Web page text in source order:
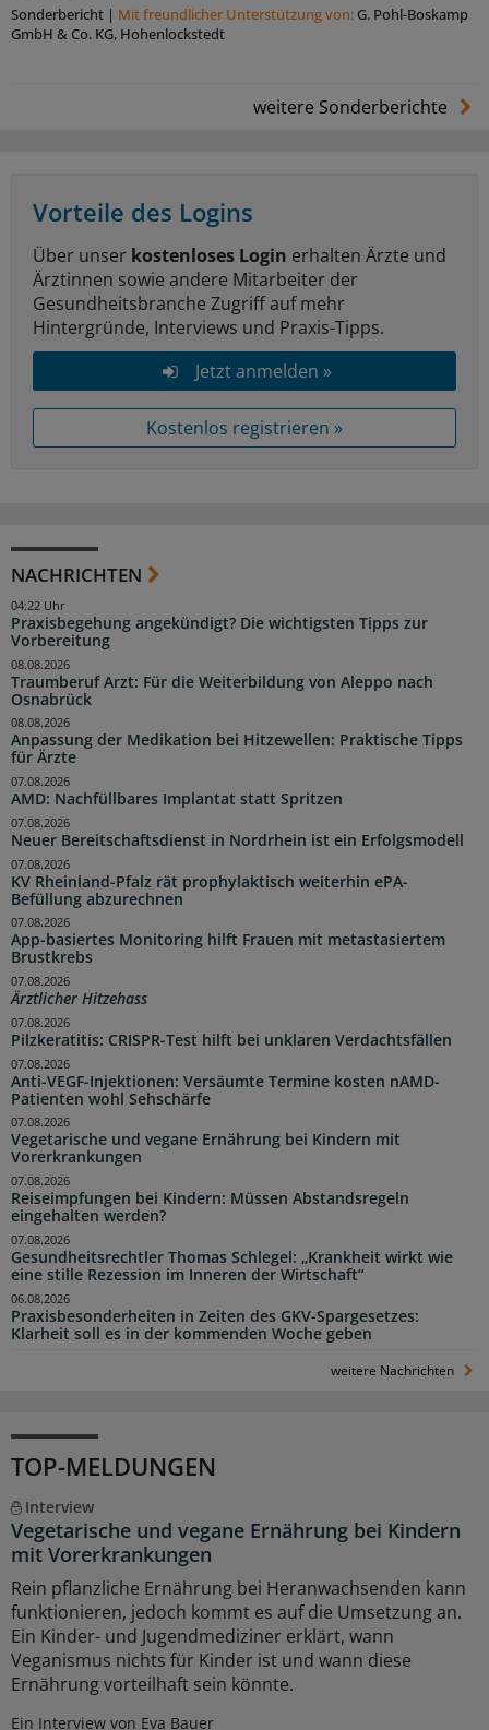
Sonderbericht | Mit freundlicher Unterstützung von: G. Pohl-Boskamp
GmbH & Co. KG, Hohenlockstedt
weitere Sonderberichte
Vorteile des Logins
Über unser kostenloses Login erhalten Ärzte und
Ärztinnen sowie andere Mitarbeiter der
Gesundheitsbranche Zugriff auf mehr
Hintergründe, Interviews und Praxis-Tipps.
Jetzt anmelden »
Kostenlos registrieren »
NACHRICHTEN
Praxisbegehung angekündigt? Die wichtigsten Tipps zur
Vorbereitung
04:22 Uhr
Traumberuf Arzt: Für die Weiterbildung von Aleppo nach
Osnabrück
08.08.2026
Anpassung der Medikation bei Hitzewellen: Praktische Tipps
für Ärzte
08.08.2026
AMD: Nachfüllbares Implantat statt Spritzen
07.08.2026
Neuer Bereitschaftsdienst in Nordrhein ist ein Erfolgsmodell
07.08.2026
KV Rheinland-Pfalz rät prophylaktisch weiterhin ePA-
Befüllung abzurechnen
07.08.2026
App-basiertes Monitoring hilft Frauen mit metastasiertem
Brustkrebs
07.08.2026
Ärztlicher Hitzehass
07.08.2026
Pilzkeratitis: CRISPR-Test hilft bei unklaren Verdachtsfällen
07.08.2026
Anti-VEGF-Injektionen: Versäumte Termine kosten nAMD-
Patienten wohl Sehschärfe
07.08.2026
Vegetarische und vegane Ernährung bei Kindern mit
Vorerkrankungen
07.08.2026
Reiseimpfungen bei Kindern: Müssen Abstandsregeln
eingehalten werden?
07.08.2026
Gesundheitsrechtler Thomas Schlegel: „Krankheit wirkt wie
eine stille Rezession im Inneren der Wirtschaft“
07.08.2026
Praxisbesonderheiten in Zeiten des GKV-Spargesetzes:
Klarheit soll es in der kommenden Woche geben
06.08.2026
weitere Nachrichten
TOP-MELDUNGEN
Interview
Vegetarische und vegane Ernährung bei Kindern
mit Vorerkrankungen
Rein pflanzliche Ernährung bei Heranwachsenden kann
funktionieren, jedoch kommt es auf die Umsetzung an.
Ein Kinder- und Jugendmediziner erklärt, wann
Veganismus nichts für Kinder ist und wann diese
Ernährung vorteilhaft sein könnte.
Ein Interview von Eva Bauer